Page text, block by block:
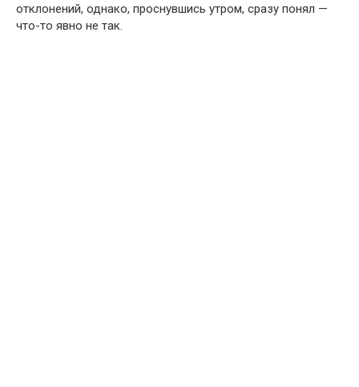
отклонений, однако, проснувшись утром, сразу понял —
что-то явно не так.